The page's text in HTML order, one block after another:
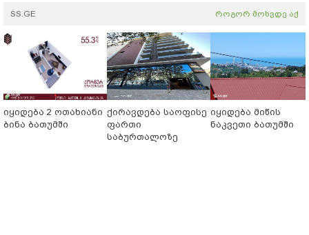
SS.GE როგორ მოხვდე აქ
იყიდება 2 ოთახიანი
ბინა ბათუმში
ქირავდება საოფისე
ფართი
საბურთალოზე
იყიდება მიწის
ნაკვეთი ბათუმში